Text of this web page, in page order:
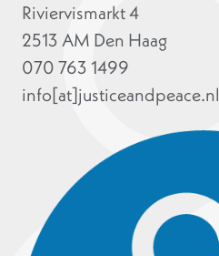
Riviervismarkt 4
2513 AM Den Haag
070 763 1499
info[at]justiceandpeace.nl